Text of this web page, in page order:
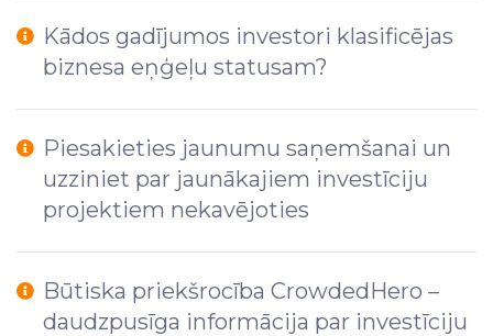
Kādos gadījumos investori klasificējas
biznesa eņģeļu statusam?
Piesakieties jaunumu saņemšanai un
uzziniet par jaunākajiem investīciju
projektiem nekavējoties
Būtiska priekšrocība CrowdedHero –
daudzpusīga informācija par investīciju